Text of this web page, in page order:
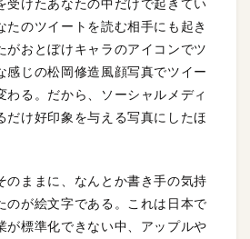
受けたあなたの中だけで起きてい
たのツイートを読む相手にも起き
がおとぼけキャラのアイコンでツ
感じの松岡修造風顔写真でツイー
わる。だから、ソーシャルメディ
だけ好印象を与える写真にしたほ
のままに、なんとか書き手の気持
のが絵文字である。これは日本で
が標準化できない中、アップルや